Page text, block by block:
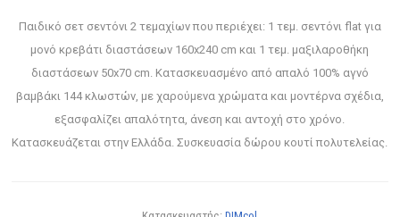
Παιδικό σετ σεντόνι 2 τεμαχίων που περιέχει: 1 τεμ. σεντόνι flat για
μονό κρεβάτι διαστάσεων 160x240 cm και 1 τεμ. μαξιλαροθήκη
διαστάσεων 50x70 cm. Κατασκευασμένο από απαλό 100% αγνό
βαμβάκι 144 κλωστών, με χαρούμενα χρώματα και μοντέρνα σχέδια,
εξασφαλίζει απαλότητα, άνεση και αντοχή στο χρόνο.
Κατασκευάζεται στην Ελλάδα. Συσκευασία δώρου κουτί πολυτελείας.